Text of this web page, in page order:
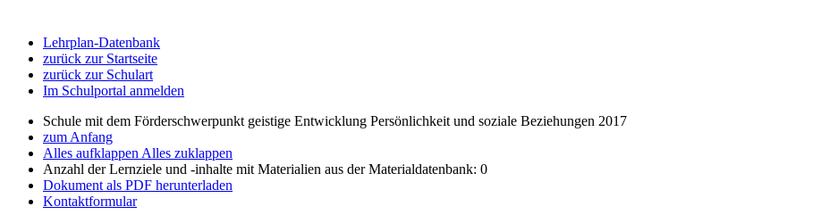
Lehrplan-Datenbank
zurück zur Startseite
zurück zur Schulart
Im Schulportal anmelden
Schule mit dem Förderschwerpunkt geistige Entwicklung Persönlichkeit und soziale Beziehungen 2017
zum Anfang
Alles aufklappen Alles zuklappen
Anzahl der Lernziele und -inhalte mit Materialien aus der Materialdatenbank: 0
Dokument als PDF herunterladen
Kontaktformular